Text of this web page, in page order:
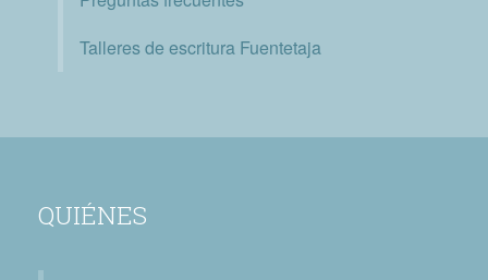
Talleres de escritura Fuentetaja
QUIÉNES